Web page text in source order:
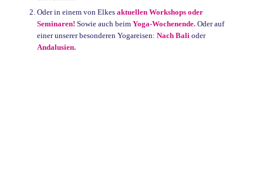
Oder in einem von Elkes aktuellen Workshops oder
Seminaren! Sowie auch beim Yoga-Wochenende.Oder auf
einer unserer besonderen Yogareisen: Nach Balioder
Andalusien.